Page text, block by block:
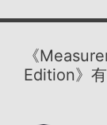
《
Edition》